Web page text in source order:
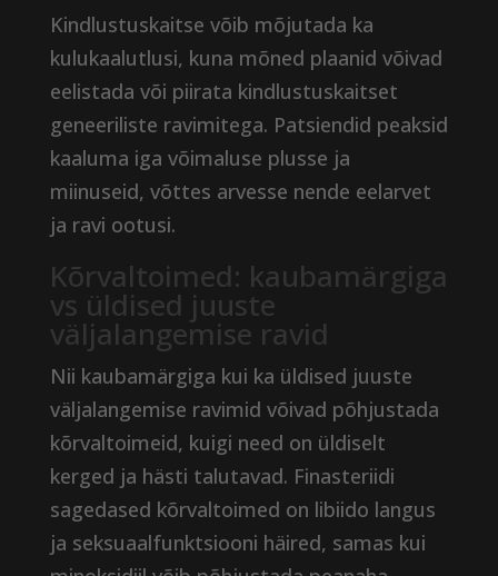
Kindlustuskaitse võib mõjutada ka
kulukaalutlusi, kuna mõned plaanid võivad
eelistada või piirata kindlustuskaitset
geneeriliste ravimitega. Patsiendid peaksid
kaaluma iga võimaluse plusse ja
miinuseid, võttes arvesse nende eelarvet
ja ravi ootusi.
Kõrvaltoimed: kaubamärgiga
vs üldised juuste
väljalangemise ravid
Nii kaubamärgiga kui ka üldised juuste
väljalangemise ravimid võivad põhjustada
kõrvaltoimeid, kuigi need on üldiselt
kerged ja hästi talutavad. Finasteriidi
sagedased kõrvaltoimed on libiido langus
ja seksuaalfunktsiooni häired, samas kui